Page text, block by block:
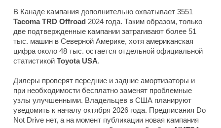
В Канаде кампания дополнительно охватывает 3551
Tacoma TRD Offroad 2024 года. Таким образом, только
две подтвержденные кампании затрагивают более 51
тыс. машин в Северной Америке, хотя американская
цифра около 48 тыс. остается отдельной официальной
статистикой Toyota USA.
Дилеры проверят передние и задние амортизаторы и
при необходимости бесплатно заменят проблемные
узлы улучшенными. Владельцев в США планируют
уведомить к началу октября 2026 года. Предписания Do
Not Drive нет, а на момент публикации новая кампания